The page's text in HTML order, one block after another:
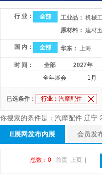
首页 国内
行 业： 全部 工业品： 机械
原材料： 建材
国 内： 全部 华东： 上海
时 间： 全部 2027年
全年展会
1月
已选条件： 行业： 汽摩配件
你搜索的条件是：汽摩配件 辽宁
E展网发布内展 会员发
总数：0 首页 上页